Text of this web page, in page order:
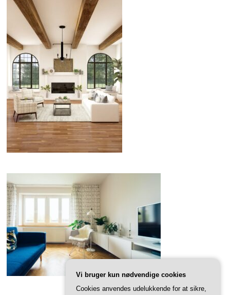
Vi bruger kun nødvendige cookies
Cookies anvendes udelukkende for at sikre,